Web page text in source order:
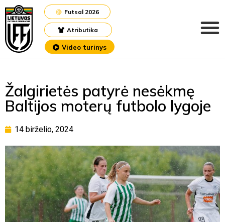
Atributika
Futsal 2026
Video turinys
Žalgirietės patyrė nesėkmę
Baltijos moterų futbolo lygoje
14 birželio, 2024